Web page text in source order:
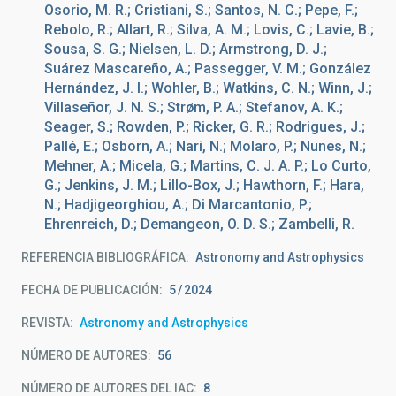
Osorio, M. R.; Cristiani, S.; Santos, N. C.; Pepe, F.;
Rebolo, R.; Allart, R.; Silva, A. M.; Lovis, C.; Lavie, B.;
Sousa, S. G.; Nielsen, L. D.; Armstrong, D. J.;
Suárez Mascareño, A.; Passegger, V. M.; González
Hernández, J. I.; Wohler, B.; Watkins, C. N.; Winn, J.;
Villaseñor, J. N. S.; Strøm, P. A.; Stefanov, A. K.;
Seager, S.; Rowden, P.; Ricker, G. R.; Rodrigues, J.;
Pallé, E.; Osborn, A.; Nari, N.; Molaro, P.; Nunes, N.;
Mehner, A.; Micela, G.; Martins, C. J. A. P.; Lo Curto,
G.; Jenkins, J. M.; Lillo-Box, J.; Hawthorn, F.; Hara,
N.; Hadjigeorghiou, A.; Di Marcantonio, P.;
Ehrenreich, D.; Demangeon, O. D. S.; Zambelli, R.
REFERENCIA BIBLIOGRÁFICA Astronomy and Astrophysics
FECHA DE PUBLICACIÓN: 5 2024
REVISTA Astronomy and Astrophysics
NÚMERO DE AUTORES 56
NÚMERO DE AUTORES DEL IAC 8